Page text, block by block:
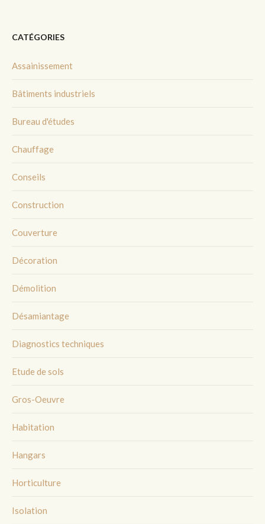
CATÉGORIES
Assainissement
Bâtiments industriels
Bureau d'études
Chauffage
Conseils
Construction
Couverture
Décoration
Démolition
Désamiantage
Diagnostics techniques
Etude de sols
Gros-Oeuvre
Habitation
Hangars
Horticulture
Isolation